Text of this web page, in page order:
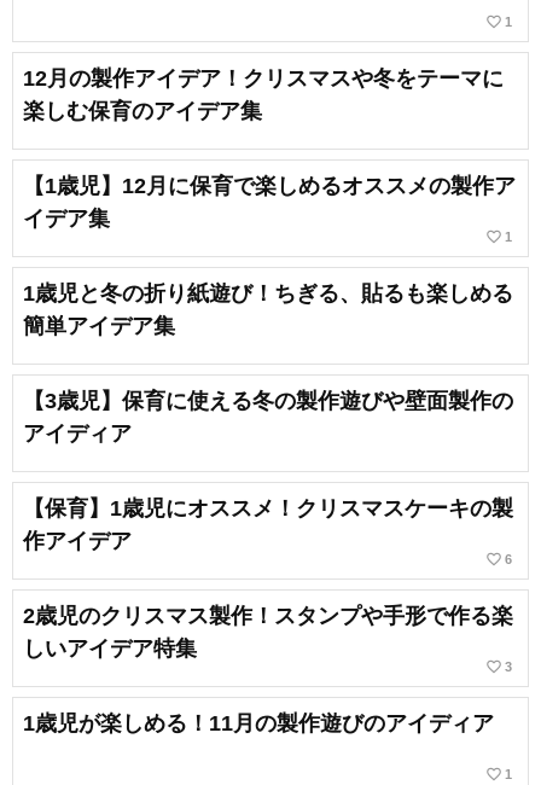
favorite_border 1
12月の製作アイデア！クリスマスや冬をテーマに
楽しむ保育のアイデア集
【1歳児】12月に保育で楽しめるオススメの製作ア
イデア集
favorite_border 1
1歳児と冬の折り紙遊び！ちぎる、貼るも楽しめる
簡単アイデア集
【3歳児】保育に使える冬の製作遊びや壁面製作の
アイディア
【保育】1歳児にオススメ！クリスマスケーキの製
作アイデア
favorite_border 6
2歳児のクリスマス製作！スタンプや手形で作る楽
しいアイデア特集
favorite_border 3
1歳児が楽しめる！11月の製作遊びのアイディア
favorite_border 1